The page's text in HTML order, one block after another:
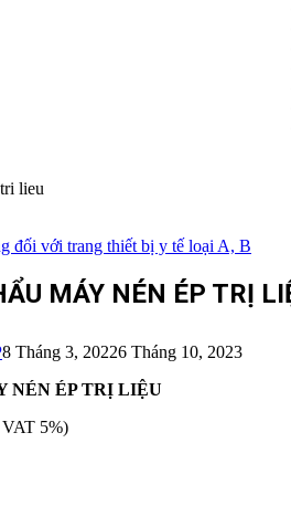
đối với trang thiết bị y tế loại A, B
MÁY NÉN ÉP TRỊ
8 Tháng 3, 20226 Tháng 10, 2023
NÉN ÉP TRỊ LIỆU
5%)